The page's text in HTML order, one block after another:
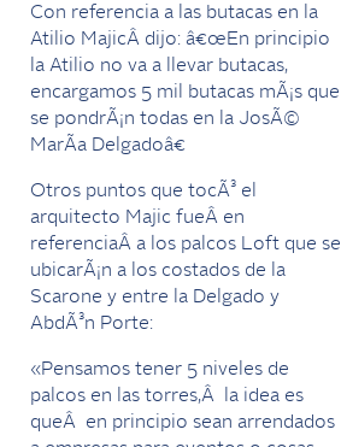
Con referencia a las butacas en la
Atilio MajicÂ dijo: â€œEn principio
la Atilio no va a llevar butacas,
encargamos 5 mil butacas mÃ¡s que
se pondrÃ¡n todas en la JosÃ©
MarÃ­a Delgadoâ€
Otros puntos que tocÃ³ el
arquitecto Majic fueÂ en
referenciaÂ a los palcos Loft que se
ubicarÃ¡n a los costados de la
Scarone y entre la Delgado y
AbdÃ³n Porte:
«Pensamos tener 5 niveles de
palcos en las torres,Â la idea es
queÂ en principio sean arrendados